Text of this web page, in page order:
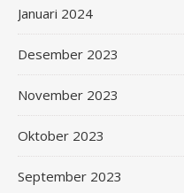
Januari 2024
Desember 2023
November 2023
Oktober 2023
September 2023